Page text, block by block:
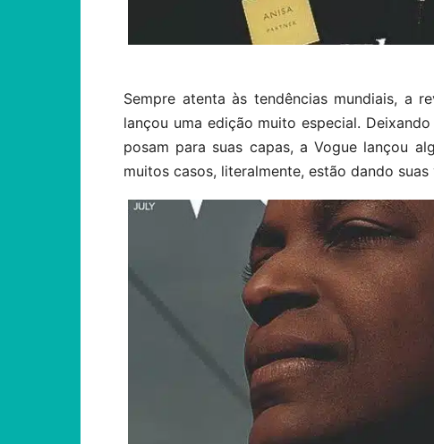
Sempre atenta às tendências mundiais, a
lançou uma edição muito especial.
posam para suas capas, a Vogue lançou
muitos casos, literalmente, estão dando